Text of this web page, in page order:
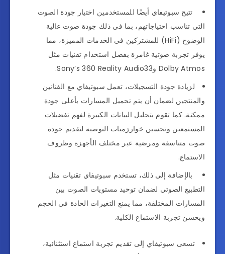
تتيح سبوتيفاي أيضًا للمستخدمين اختيار جودة الصوت
التي تناسب احتياجاتهم، بما في ذلك جودة صوت عالية
الوضوح (HiFi) للمشتركين في الخدمات المميزة، مما
يوفر تجربة صوتية غامرة بفضل استخدام تقنيات مثل
Dolby Atmos وSony’s 360 Reality Audio33.
لزيادة جودة التسجيلات، تعمل سبوتيفاي مع الفنانين
والمنتجين لضمان أن يتم تحميل المسارات بأعلى جودة
ممكنة. كما تقوم بتحليل البيانات الكبيرة لفهم تفضيلات
المستمعين وتحسين خوارزميات التوصية لتقديم جودة
صوت متناسقة ومرضية عبر مختلف الأجهزة وظروف
الاستماع.
بالإضافة إلى ذلك، تستخدم سبوتيفاي تقنيات مثل
التطبيع الصوتي لضمان توحيد مستويات الصوت بين
المسارات المختلفة، مما يمنع التغيرات الحادة في الحجم
ويحسن تجربة الاستماع الكلية.
تسعى سبوتيفاي إلى تقديم تجربة استماع استثنائية،